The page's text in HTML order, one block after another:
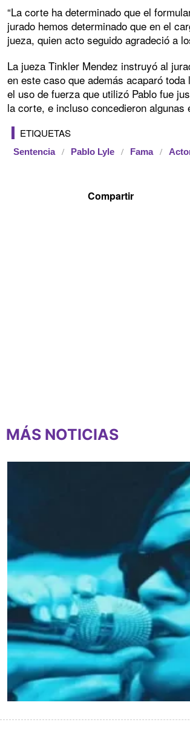
“La corte ha determinado que el
jurado hemos determinado que en el
jueza, quien acto seguido agradeció a
La jueza Tinkler Mendez instruyó al
en este caso que además acaparó
el uso de fuerza que utilizó Pablo fue
la corte, e incluso concedieron
ETIQUETAS
Sentencia Pablo Lyle Fama
MÁS NOTICIAS